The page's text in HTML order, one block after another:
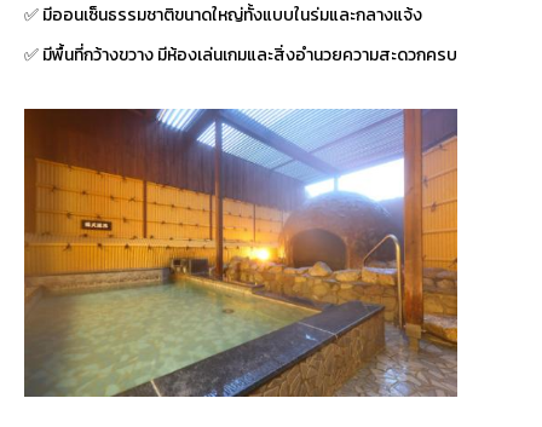
✅ มีออนเซ็นธรรมชาติขนาดใหญ่ทั้งแบบในร่มและกลางแจ้ง
✅ มีพื้นที่กว้างขวาง มีห้องเล่นเกมและสิ่งอำนวยความสะดวกครบ